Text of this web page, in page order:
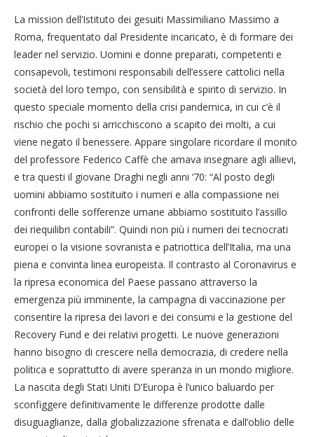
La mission dell’Istituto dei gesuiti Massimiliano Massimo a
Roma, frequentato dal Presidente incaricato, è di formare dei
leader nel servizio. Uomini e donne preparati, competenti e
consapevoli, testimoni responsabili dell’essere cattolici nella
società del loro tempo, con sensibilità e spirito di servizio. In
questo speciale momento della crisi pandemica, in cui c’è il
rischio che pochi si arricchiscono a scapito dei molti, a cui
viene negato il benessere. Appare singolare ricordare il monito
del professore Federico Caffè che amava insegnare agli allievi,
e tra questi il giovane Draghi negli anni ‘70: “Al posto degli
uomini abbiamo sostituito i numeri e alla compassione nei
confronti delle sofferenze umane abbiamo sostituito l’assillo
dei riequilibri contabili”. Quindi non più i numeri dei tecnocrati
europei o la visione sovranista e patriottica dell’Italia, ma una
piena e convinta linea europeista. Il contrasto al Coronavirus e
la ripresa economica del Paese passano attraverso la
emergenza più imminente, la campagna di vaccinazione per
consentire la ripresa dei lavori e dei consumi e la gestione del
Recovery Fund e dei relativi progetti. Le nuove generazioni
hanno bisogno di crescere nella democrazia, di credere nella
politica e soprattutto di avere speranza in un mondo migliore.
La nascita degli Stati Uniti D’Europa è l’unico baluardo per
sconfiggere definitivamente le differenze prodotte dalle
disuguaglianze, dalla globalizzazione sfrenata e dall’oblio delle